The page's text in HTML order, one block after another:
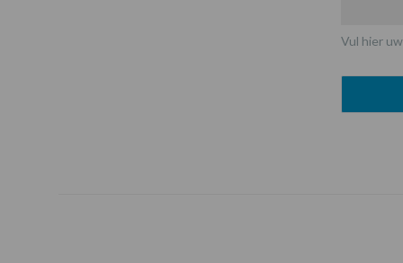
Vul hier